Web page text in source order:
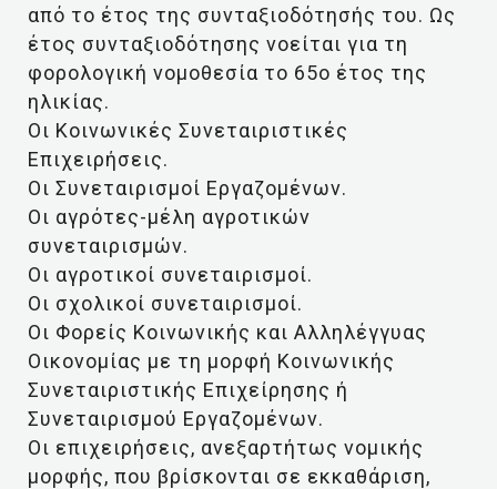
από το έτος της συνταξιοδότησής του. Ως
έτος συνταξιοδότησης νοείται για τη
φορολογική νομοθεσία το 65ο έτος της
ηλικίας.
Οι Κοινωνικές Συνεταιριστικές
Επιχειρήσεις.
Οι Συνεταιρισμοί Εργαζομένων.
Οι αγρότες-μέλη αγροτικών
συνεταιρισμών.
Οι αγροτικοί συνεταιρισμοί.
Οι σχολικοί συνεταιρισμοί.
Οι Φορείς Κοινωνικής και Αλληλέγγυας
Οικονομίας με τη μορφή Κοινωνικής
Συνεταιριστικής Επιχείρησης ή
Συνεταιρισμού Εργαζομένων.
Οι επιχειρήσεις, ανεξαρτήτως νομικής
μορφής, που βρίσκονται σε εκκαθάριση,